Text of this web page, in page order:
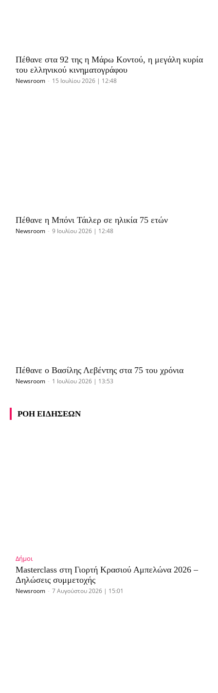
Πέθανε στα 92 της η Μάρω Κοντού, η μεγάλη κυρία
του ελληνικού κινηματογράφου
Newsroom - 15 Ιουλίου 2026 | 12:48
Πέθανε η Μπόνι Τάιλερ σε ηλικία 75 ετών
Newsroom - 9 Ιουλίου 2026 | 12:48
Πέθανε ο Βασίλης Λεβέντης στα 75 του χρόνια
Newsroom - 1 Ιουλίου 2026 | 13:53
ΡΟΗ ΕΙΔΗΣΕΩΝ
Δήμοι
Masterclass στη Γιορτή Κρασιού Αμπελώνα 2026 –
Δηλώσεις συμμετοχής
Newsroom - 7 Αυγούστου 2026 | 15:01